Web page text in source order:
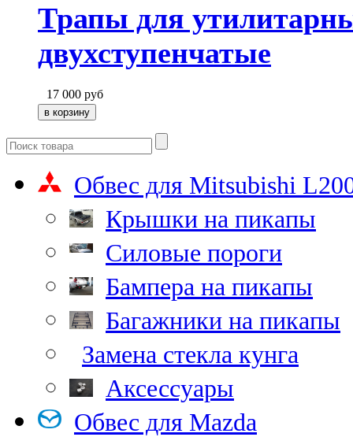
Трапы для
двухступенчатые
17 000 руб
Обвес для Mitsubishi
Крышки на пикапы
Силовые пороги
Бампера на пикапы
Багажники на пикапы
Замена стекла кунга
Аксессуары
Обвес для Mazda